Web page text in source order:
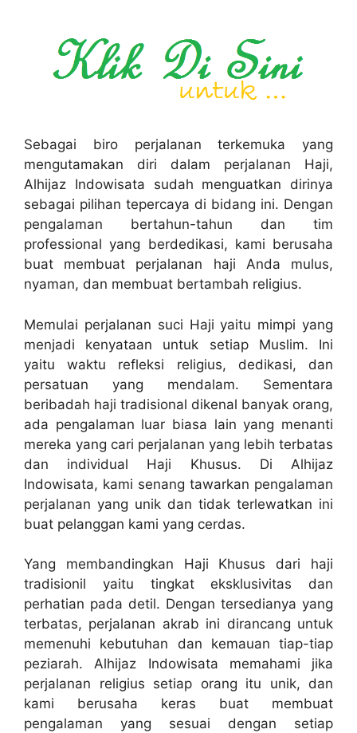
Sebagai biro perjalanan terkemuka yang
mengutamakan diri dalam perjalanan Haji,
Alhijaz Indowisata sudah menguatkan dirinya
sebagai pilihan tepercaya di bidang ini. Dengan
pengalaman bertahun-tahun dan tim
professional yang berdedikasi, kami berusaha
buat membuat perjalanan haji Anda mulus,
nyaman, dan membuat bertambah religius.
Memulai perjalanan suci Haji yaitu mimpi yang
menjadi kenyataan untuk setiap Muslim. Ini
yaitu waktu refleksi religius, dedikasi, dan
persatuan yang mendalam. Sementara
beribadah haji tradisional dikenal banyak orang,
ada pengalaman luar biasa lain yang menanti
mereka yang cari perjalanan yang lebih terbatas
dan individual Haji Khusus. Di Alhijaz
Indowisata, kami senang tawarkan pengalaman
perjalanan yang unik dan tidak terlewatkan ini
buat pelanggan kami yang cerdas.
Yang membandingkan Haji Khusus dari haji
tradisionil yaitu tingkat eksklusivitas dan
perhatian pada detil. Dengan tersedianya yang
terbatas, perjalanan akrab ini dirancang untuk
memenuhi kebutuhan dan kemauan tiap-tiap
peziarah. Alhijaz Indowisata memahami jika
perjalanan religius setiap orang itu unik, dan
kami berusaha keras buat membuat
pengalaman yang sesuai dengan setiap